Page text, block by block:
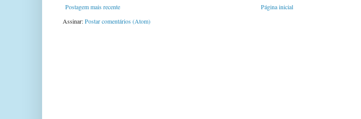
Postagem mais recente
Página inicial
Assinar:Postar comentários (Atom)